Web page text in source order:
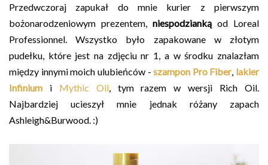
Przedwczoraj zapukał do mnie kurier z pierwszym
bożonarodzeniowym prezentem, niespodzianką od Loreal
Professionnel. Wszystko było zapakowane w złotym
pudełku, które jest na zdjęciu nr 1, a w środku znalazłam
między innymi moich ulubieńców -szampon Pro Fiber, lakier
Infinium i Mythic Oil, tym razem w wersji Rich Oil.
Najbardziej ucieszył mnie jednak różany zapach
Ashleigh&Burwood. :)